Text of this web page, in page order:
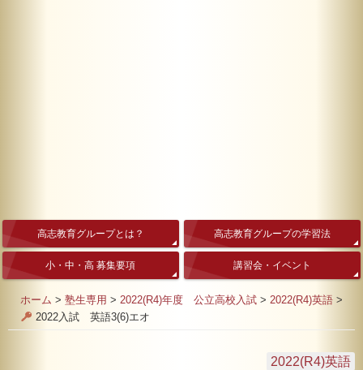
高志教育グループとは？ 高志教育グループの学習法
小・中・高 募集要項 講習会・イベント
ホーム > 塾生専用 > 2022(R4)年度 公立高校入試 > 2022(R4)英語 >
2022入試 英語3(6)エオ
2022(R4)英語